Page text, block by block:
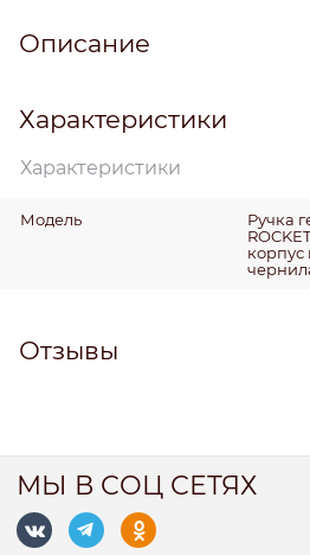
Описание
Характеристики
Характеристики
Модель
Ручка
корпус
Отзывы
МЫ В СОЦ СЕТЯХ